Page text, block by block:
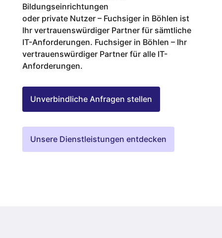
Bildungseinrichtungen
oder private Nutzer – Fuchsiger in Böhlen ist
Ihr vertrauenswürdiger Partner für sämtliche
IT-Anforderungen. Fuchsiger in Böhlen – Ihr
vertrauenswürdiger Partner für alle IT-
Anforderungen.
Unverbindliche Anfragen stellen
Unsere Dienstleistungen entdecken